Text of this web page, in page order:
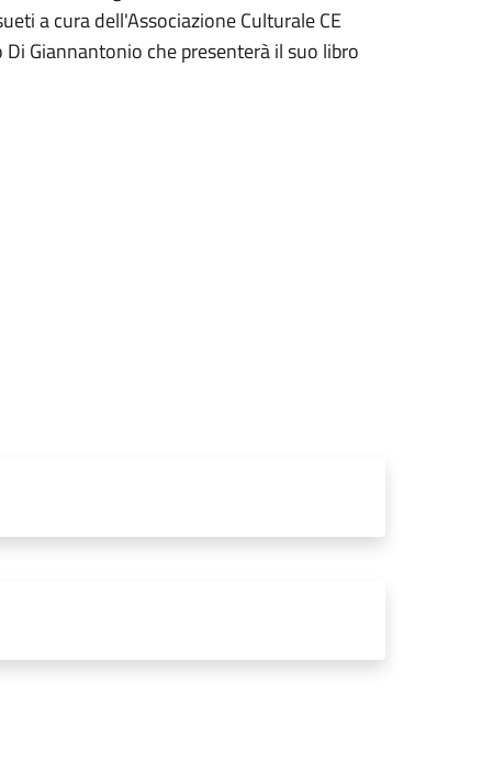
a cura dell'Associazione Culturale CE
Giannantonio che presenterà il suo libro